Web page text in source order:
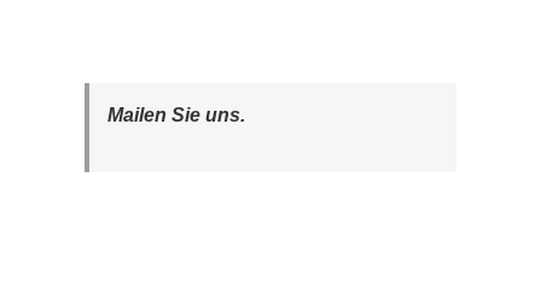
Mailen Sie uns.